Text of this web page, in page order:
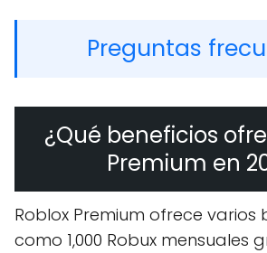
Preguntas
¿Qué beneficios
Premium en
Roblox Premium ofrece varios
como 1,000 Robux mensuales